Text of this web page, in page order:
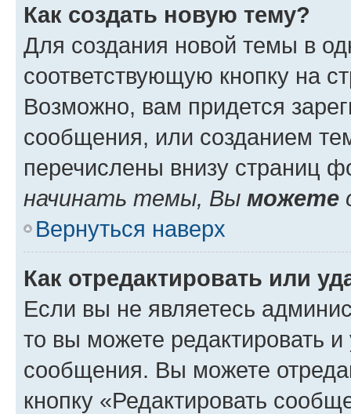
Как создать новую тему?
Для создания новой темы в
соответствующую кнопку на
Возможно, вам придется
сообщения, или созданием
перечислены внизу страниц
начинать темы, Вы можете
Вернуться наверх
Как отредактировать или
Если вы не являетесь
то вы можете редактировать
сообщения. Вы можете
кнопку «Редактировать